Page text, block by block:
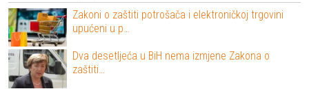
Zakoni o zaštiti potrošača i elektroničkoj trgovini
upućeni u p…
Dva desetljeća u BiH nema izmjene Zakona o
zaštiti…